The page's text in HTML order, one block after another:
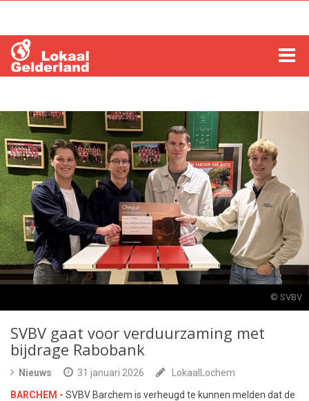
LOCHEM
ZUTPHEN
COLUMNS
RADIO
ZOEKEN
© SVBV
SVBV gaat voor verduurzaming met
bijdrage Rabobank
Nieuws 31 januari 2026
LokaalLochem
BARCHEM - SVBV Barchem is verheugd te kunnen melden dat de